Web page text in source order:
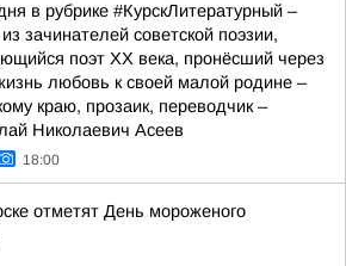
в рубрике #КурскЛитературный –
зачинателей советской поэзии,
поэт ХХ века, пронёсший через
любовь к своей малой родине –
краю, прозаик, переводчик –
Николаевич Асеев
18:00
отметят День мороженого